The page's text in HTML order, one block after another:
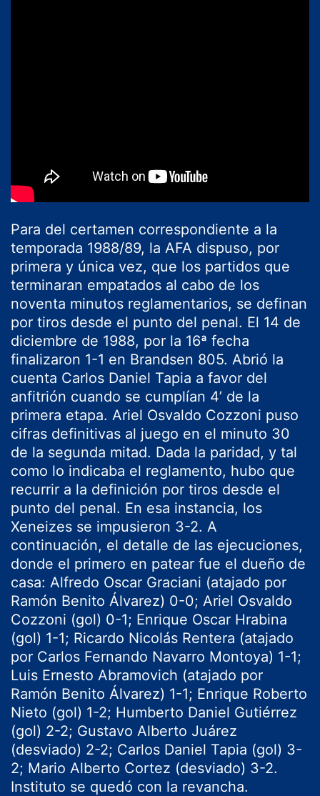
Para del certamen correspondiente a la
temporada 1988/89, la AFA dispuso, por
primera y única vez, que los partidos que
terminaran empatados al cabo de los
noventa minutos reglamentarios, se definan
por tiros desde el punto del penal. El 14 de
diciembre de 1988, por la 16ª fecha
finalizaron 1-1 en Brandsen 805. Abrió la
cuenta Carlos Daniel Tapia a favor del
anfitrión cuando se cumplían 4’ de la
primera etapa. Ariel Osvaldo Cozzoni puso
cifras definitivas al juego en el minuto 30
de la segunda mitad. Dada la paridad, y tal
como lo indicaba el reglamento, hubo que
recurrir a la definición por tiros desde el
punto del penal. En esa instancia, los
Xeneizes se impusieron 3-2. A
continuación, el detalle de las ejecuciones,
donde el primero en patear fue el dueño de
casa: Alfredo Oscar Graciani (atajado por
Ramón Benito Álvarez) 0-0; Ariel Osvaldo
Cozzoni (gol) 0-1; Enrique Oscar Hrabina
(gol) 1-1; Ricardo Nicolás Rentera (atajado
por Carlos Fernando Navarro Montoya) 1-1;
Luis Ernesto Abramovich (atajado por
Ramón Benito Álvarez) 1-1; Enrique Roberto
Nieto (gol) 1-2; Humberto Daniel Gutiérrez
(gol) 2-2; Gustavo Alberto Juárez
(desviado) 2-2; Carlos Daniel Tapia (gol) 3-
2; Mario Alberto Cortez (desviado) 3-2.
Instituto se quedó con la revancha.